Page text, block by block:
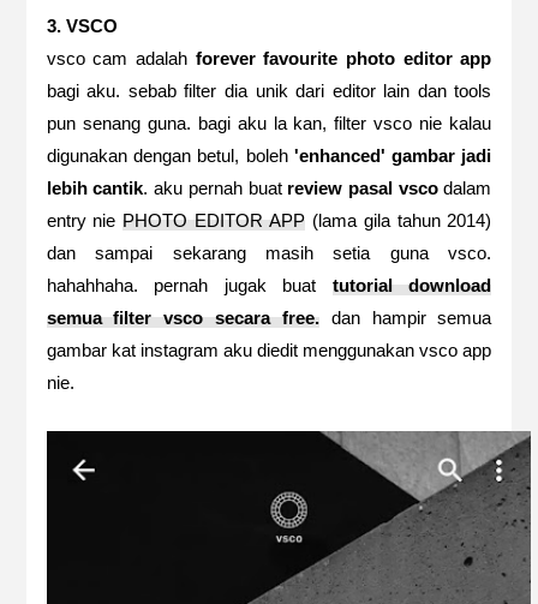
3. VSCO
vsco cam adalahforever favourite photo editor app
bagi aku. sebab filter dia unik dari editor lain dan tools
pun senang guna. bagi aku la kan, filter vsco nie kalau
digunakan dengan betul, boleh 'enhanced' gambar jadi
lebih cantik. aku pernah buat review pasal vscodalam
entry niePHOTO EDITOR APP (lama gila tahun 2014)
dan sampai sekarang masih setia guna vsco.
hahahhaha. pernah jugak buat tutorial download
semua filter vsco secara free. dan hampir semua
gambar kat instagram aku diedit menggunakan vsco app
nie.